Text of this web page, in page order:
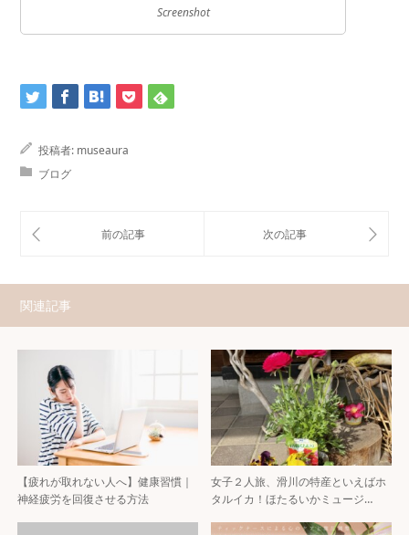
Screenshot
投稿者: museaura
ブログ
関連記事
【疲れが取れない人へ】健康習慣｜
神経疲労を回復させる方法
女子２人旅、滑川の特産といえばホ
タルイカ！ほたるいかミュージ…